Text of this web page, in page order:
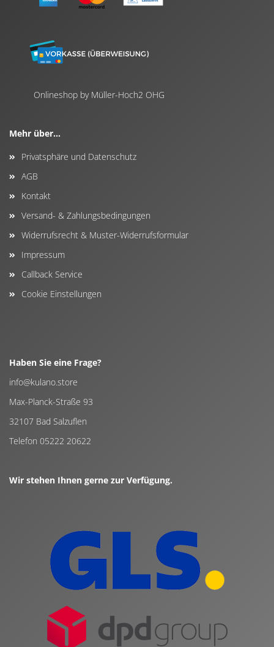
Onlineshop by Müller-Hoch2 OHG
Mehr über...
Privatsphäre und Datenschutz
AGB
Kontakt
Versand- & Zahlungsbedingungen
Widerrufsrecht & Muster-Widerrufsformular
Impressum
Callback Service
Cookie Einstellungen
Haben Sie eine Frage?
info@kulano.store
Max-Planck-Straße 93
32107 Bad Salzuflen
Telefon 05222 20622
Wir stehen Ihnen gerne zur Verfügung.